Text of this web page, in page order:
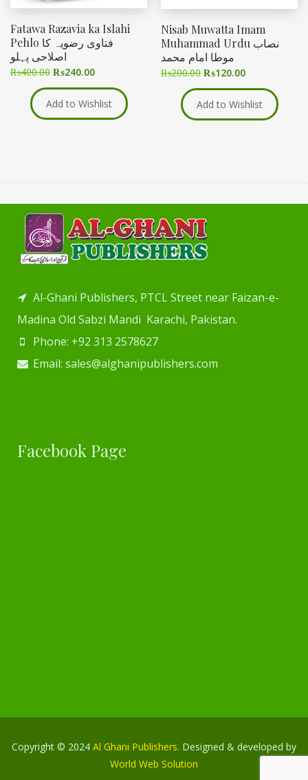
Fatawa Razavia ka Islahi
Pehlo فتاوی رضویہ کا
اصلاحی پہلو
₨400.00 ₨240.00
Add to Wishlist
Nisab Muwatta Imam
Muhammad Urdu نصاب
موطا امام محمد
₨200.00 ₨120.00
Add to Wishlist
Al-Ghani Publishers, PTCL Street near Faizan-e-
Madina Old Sabzi Mandi Karachi, Pakistan.
Phone: +92 313 2578627
Email: sales@alghanipublishers.com
Facebook Page
Copyright © 2024 Al Ghani Publishers. Designed & developed by
World Web Solution